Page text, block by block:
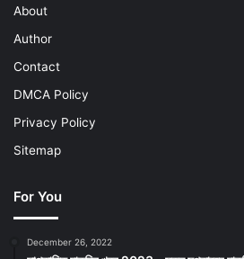
About
Author
Contact
DMCA Policy
Privacy Policy
Sitemap
For You
December 26, 2022